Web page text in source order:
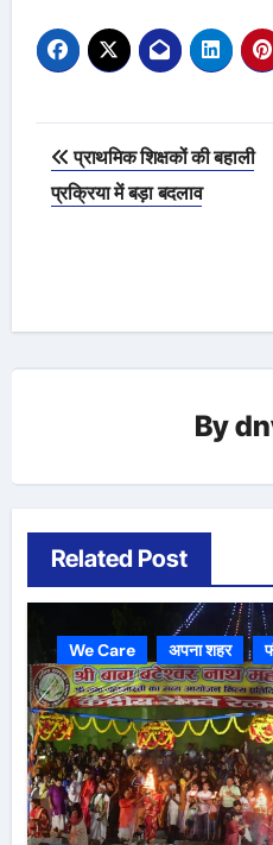
Post
navigation
प्राथमिक शिक्षकों की बहाली
प्रक्रिया में बड़ा बदलाव
By
Related Post
We Care अपना शहर